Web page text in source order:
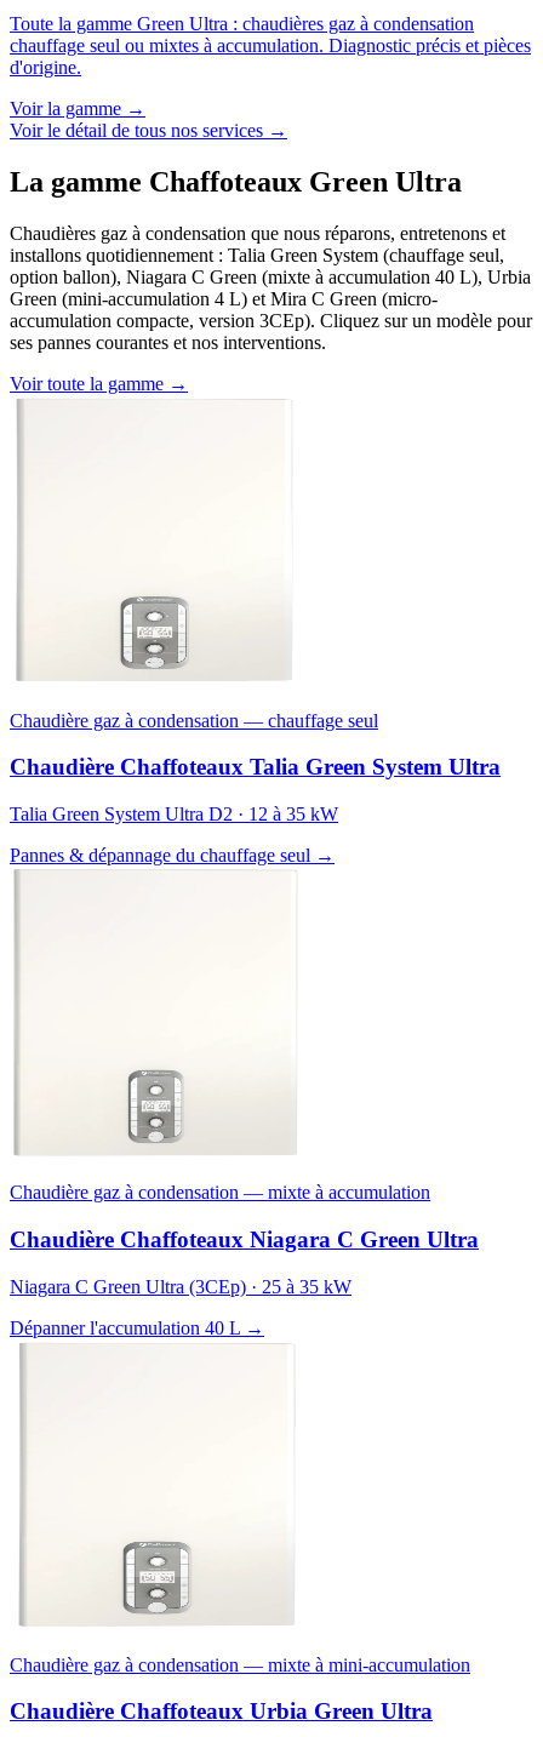
Toute la gamme Green Ultra : chaudières gaz à condensation
chauffage seul ou mixtes à accumulation. Diagnostic précis et pièces
d'origine.
Voir la gamme →
Voir le détail de tous nos services →
La gamme Chaffoteaux Green Ultra
Chaudières gaz à condensation que nous réparons, entretenons et
installons quotidiennement : Talia Green System (chauffage seul,
option ballon), Niagara C Green (mixte à accumulation 40 L), Urbia
Green (mini-accumulation 4 L) et Mira C Green (micro-
accumulation compacte, version 3CEp). Cliquez sur un modèle pour
ses pannes courantes et nos interventions.
Voir toute la gamme →
Chaudière gaz à condensation — chauffage seul
Chaudière Chaffoteaux Talia Green System Ultra
Talia Green System Ultra D2 · 12 à 35 kW
Pannes & dépannage du chauffage seul →
Chaudière gaz à condensation — mixte à accumulation
Chaudière Chaffoteaux Niagara C Green Ultra
Niagara C Green Ultra (3CEp) · 25 à 35 kW
Dépanner l'accumulation 40 L →
Chaudière gaz à condensation — mixte à mini-accumulation
Chaudière Chaffoteaux Urbia Green Ultra